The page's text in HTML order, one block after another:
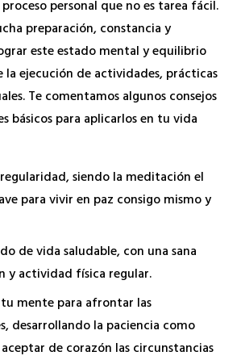
personal que no es tarea fácil.
preparación, constancia y
este estado mental y equilibrio
ejecución de actividades, prácticas
Te comentamos algunos consejos
básicos para aplicarlos en tu vida
siendo la meditación el
para vivir en paz consigo mismo y
de vida saludable, con una sana
y actividad física regular.
mente para afrontar las
desarrollando la paciencia como
de corazón las circunstancias